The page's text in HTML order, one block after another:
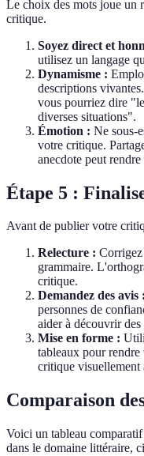
Le choix des mots joue un
critique.
Soyez direct et
utilisez un langage
Dynamisme :
descriptions
vous pourriez dire
diverses situations".
Émotion : Ne sous-
votre critique.
anecdote peut
Étape 5 :
Avant de publier votre
Relecture : Corrigez
grammaire.
critique.
Demandez des avis :
personnes de
aider à découvrir
Mise en forme :
tableaux pour
critique visuellement
Comparaison
Voici un tableau
dans le domaine littéraire,